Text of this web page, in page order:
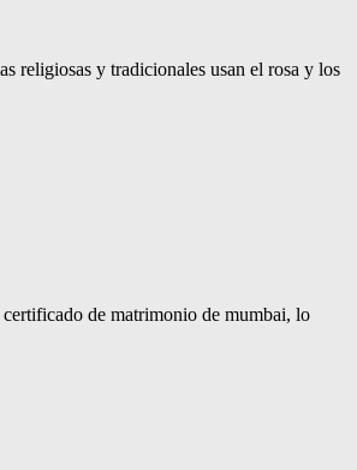
religiosas y tradicionales usan el rosa y los
de matrimonio de mumbai, lo